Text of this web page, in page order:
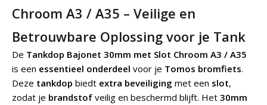
Chroom A3 / A35 – Veilige en
Betrouwbare Oplossing voor je Tank
De Tankdop Bajonet 30mm met Slot Chroom A3 / A35
is een essentieel onderdeel voor je Tomos bromfiets.
Deze tankdop biedt extra beveiliging met een slot,
zodat je brandstof veilig en beschermd blijft. Het 30mm